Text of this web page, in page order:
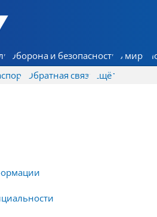
Оборона и безопасность В мире
Обратная связь Ещё